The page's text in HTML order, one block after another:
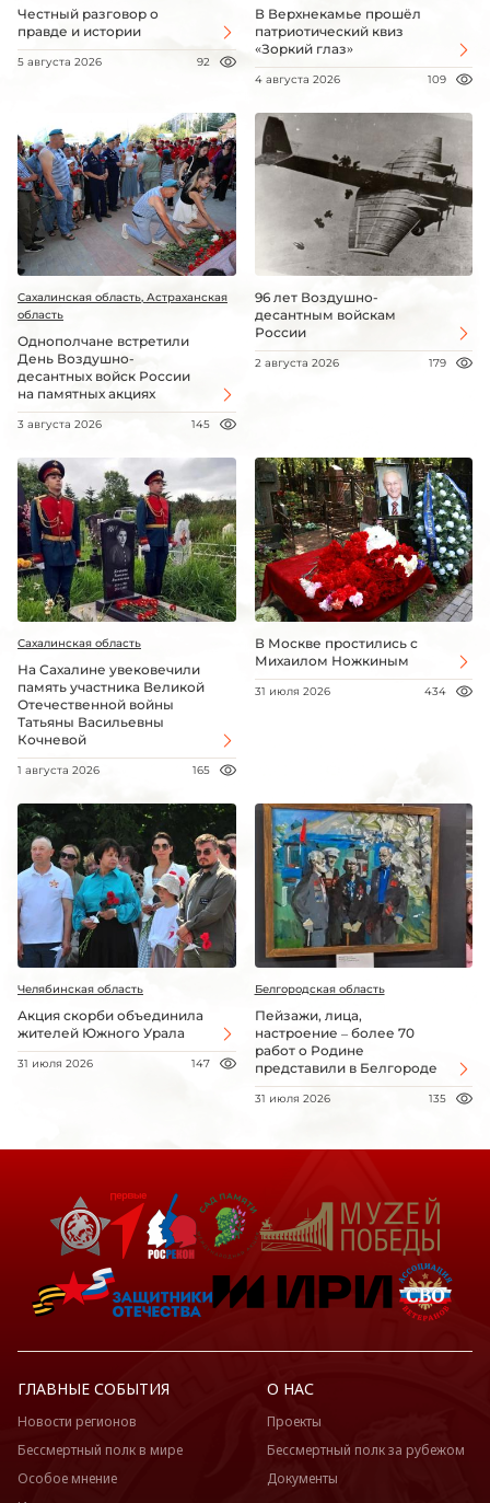
Честный разговор о
правде и истории
5 августа 2026 92
В Верхнекамье прошёл
патриотический квиз
«Зоркий глаз»
4 августа 2026 109
Сахалинская область, Астраханская
область
Однополчане встретили
День Воздушно-
десантных войск России
на памятных акциях
3 августа 2026 145
96 лет Воздушно-
десантным войскам
России
2 августа 2026 179
Сахалинская область
На Сахалине увековечили
память участника Великой
Отечественной войны
Татьяны Васильевны
Кочневой
1 августа 2026 165
В Москве простились с
Михаилом Ножкиным
31 июля 2026 434
Челябинская область
Акция скорби объединила
жителей Южного Урала
31 июля 2026 147
Белгородская область
Пейзажи, лица,
настроение – более 70
работ о Родине
представили в Белгороде
31 июля 2026 135
ГЛАВНЫЕ СОБЫТИЯ
Новости регионов
Бессмертный полк в мире
Особое мнение
О НАС
Проекты
Бессмертный полк за рубежом
Документы